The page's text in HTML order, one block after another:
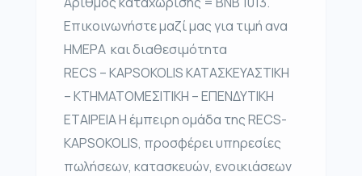
Επικοινωνήστε μαζί μας για τιμή ανα
ΗΜΕΡΑ και διαθεσιμότητα
RECS – KAPSOKOLIS ΚΑΤΑΣΚΕΥΑΣΤΙΚΗ
– ΚΤΗΜΑΤΟΜΕΣΙΤΙΚΗ – ΕΠΕΝΔΥΤΙΚΗ
ΕΤΑΙΡΕΙΑ Η έμπειρη ομάδα της RECS-
KAPSOKOLIS, προσφέρει υπηρεσίες
πωλήσεων, κατασκευών, ενοικιάσεων